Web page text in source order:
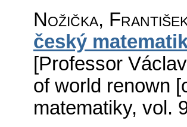
Nožička,
český
[Professor
of world renown
matematiky, vol.